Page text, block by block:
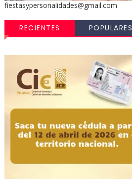
fiestasypersonalidades@gmail.com
RECIENTES POPULARES